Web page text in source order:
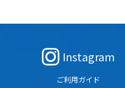
Instagram
ご利用ガイド